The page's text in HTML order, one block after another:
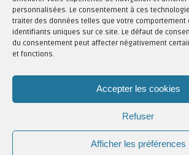
personnalisées. Le consentement à ces
traiter des données telles que votre comportement
identifiants uniques sur ce site. Le défaut de
du consentement peut affecter négativement
et fonctions.
Accepter les cookies
Refuser
Afficher les préférences
Articles Liés
Pinsa César
Spencer
Bud Spencer
2723 Vues